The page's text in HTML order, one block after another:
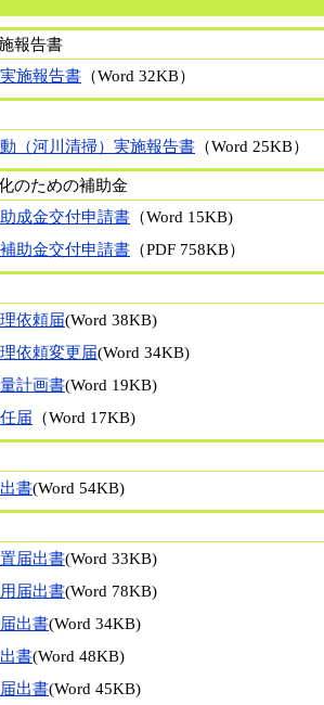
報告書
施報告書 （Word 32KB）
（河川清掃）実施報告書 （Word 25KB）
のための補助金
成金交付申請書 （Word 15KB)
助金交付申請書 （PDF 758KB）
依頼届(Word 38KB)
依頼変更届(Word 34KB)
計画書(Word 19KB)
届 （Word 17KB)
書(Word 54KB)
届出書(Word 33KB)
届出書(Word 78KB)
出書(Word 34KB)
書(Word 48KB)
出書(Word 45KB)